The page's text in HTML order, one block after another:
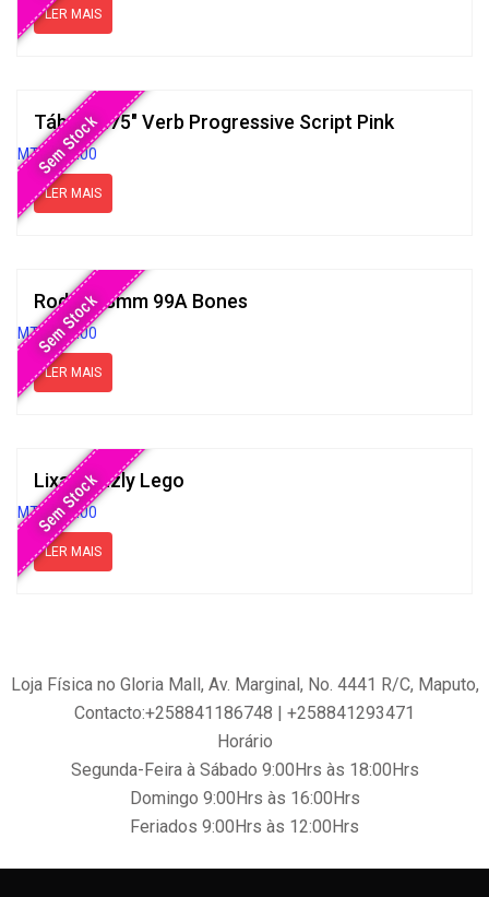
LER MAIS
Sem Stock
Tábua 7.75″ Verb Progressive Script Pink
MT3,500.00
LER MAIS
Sem Stock
Rodas 53mm 99A Bones
MT5,500.00
LER MAIS
Sem Stock
Lixa Grizzly Lego
MT1,000.00
LER MAIS
Loja Física no Gloria Mall, Av. Marginal, No. 4441 R/C, Maputo,
Contacto:+258841186748 | +258841293471
Horário
Segunda-Feira à Sábado 9:00Hrs às 18:00Hrs
Domingo 9:00Hrs às 16:00Hrs
Feriados 9:00Hrs às 12:00Hrs